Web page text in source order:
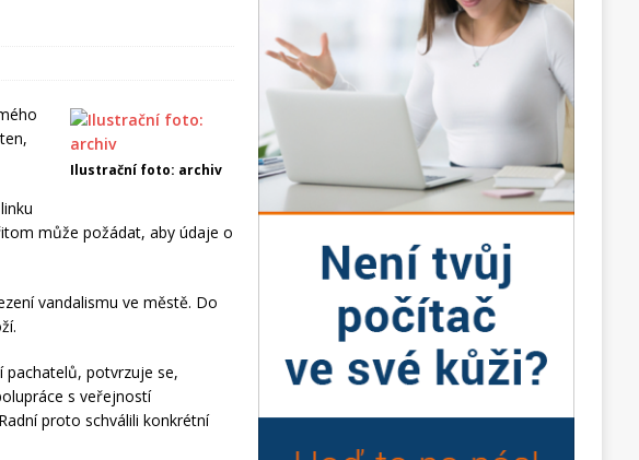
Ilustrační foto: archiv
může požádat, aby údaje o
vandalismu ve městě. Do
pachatelů, potvrzuje se,
s veřejností
proto schválili konkrétní